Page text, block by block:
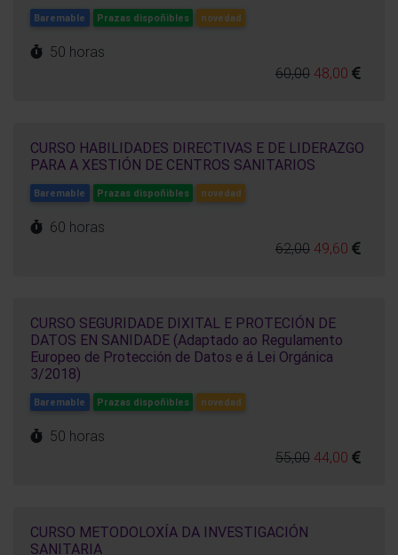
Baremable Prazas dispoñibles novedad
50 horas
60,00 48,00
CURSO HABILIDADES DIRECTIVAS E DE LIDERAZGO
PARA A XESTIÓN DE CENTROS SANITARIOS
Baremable Prazas dispoñibles novedad
60 horas
62,00 49,60
CURSO SEGURIDADE DIXITAL E PROTECIÓN DE
DATOS EN SANIDADE (Adaptado ao Regulamento
Europeo de Protección de Datos e á Lei Orgánica
3/2018)
Baremable Prazas dispoñibles novedad
50 horas
55,00 44,00
CURSO METODOLOXÍA DA INVESTIGACIÓN
SANITARIA